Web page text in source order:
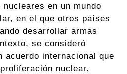
en un mundo
en el que otros países
desarrollar armas
se consideró
acuerdo internacional que
nuclear.